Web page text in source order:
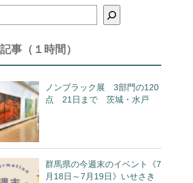
事（１時間）
ノンブラック展 3部門の120
点 21日まで 茨城・水戸
群馬県の今週末のイベント《7
月18日～7月19日》いせさき